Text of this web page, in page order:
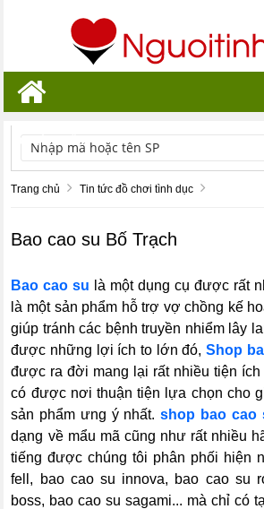
TÌM KIẾM
Trang chủ Tin tức đồ chơi tình dục
Bao cao su Bố Trạch
Bao cao su là một dụng cụ được rất
là một sản phẩm hỗ trợ vợ chồng kế
giúp tránh các bệnh truyền nhiểm lây
được những lợi ích to lớn đó,Shop
được ra đời mang lại rất nhiều tiện
có được nơi thuận tiện lựa chọn cho
sản phẩm ưng ý nhất.shop bao cao
dạng về mẩu mã cũng như rất nhiều
tiếng được chúng tôi phân phối hiện
fell, bao cao su innova, bao cao su
boss, bao cao su sagami... mà chỉ có